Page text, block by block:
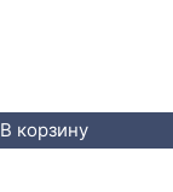
В корзину